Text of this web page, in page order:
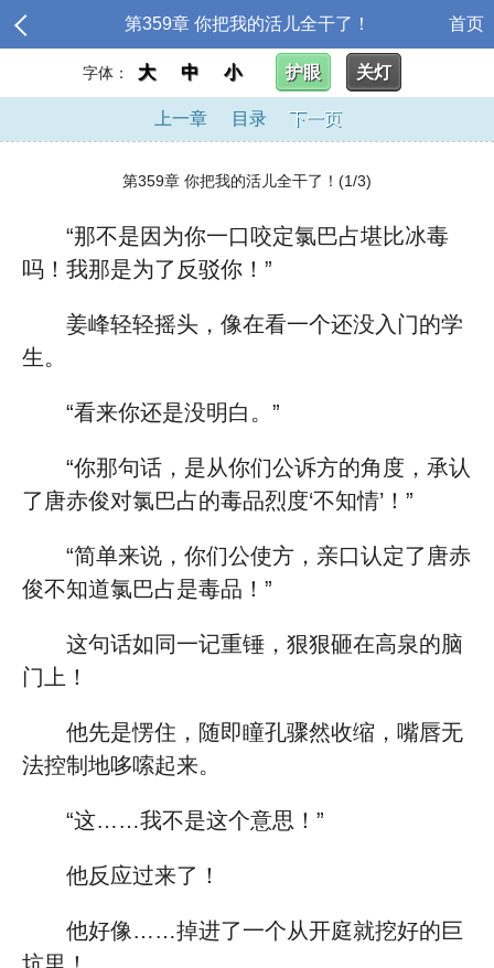
第359章 你把我的活儿全干了！ 首页
字体： 大 中 小 护眼 关灯
上一章 目录 下一页
第359章 你把我的活儿全干了！(1/3)
“那不是因为你一口咬定氯巴占堪比冰毒
吗！我那是为了反驳你！”
姜峰轻轻摇头，像在看一个还没入门的学
生。
“看来你还是没明白。”
“你那句话，是从你们公诉方的角度，承认
了唐赤俊对氯巴占的毒品烈度‘不知情’！”
“简单来说，你们公使方，亲口认定了唐赤
俊不知道氯巴占是毒品！”
这句话如同一记重锤，狠狠砸在高泉的脑
门上！
他先是愣住，随即瞳孔骤然收缩，嘴唇无
法控制地哆嗦起来。
“这……我不是这个意思！”
他反应过来了！
他好像……掉进了一个从开庭就挖好的巨